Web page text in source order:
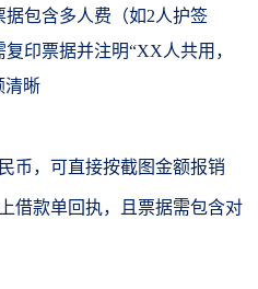
据包含多人费（如2人护签
印票据并注明“XX人共用，
清晰
，可直接按截图金额报销
款单回执，且票据需包含对